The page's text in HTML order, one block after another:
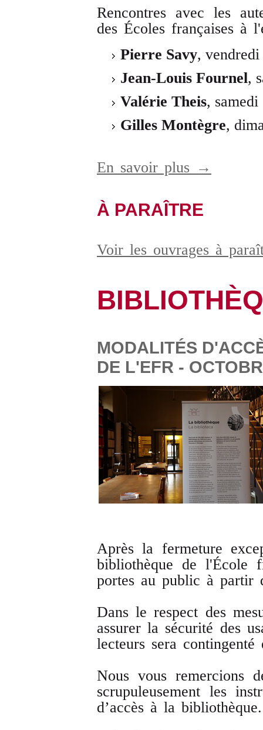
Rencontres avec les
des Écoles françaises à
Pierre Savy, vendredi
Jean-Louis Fournel,
Valérie Theis,
Gilles Montègre,
En savoir plus →
À PARAÎTRE
Voir les ouvrages à
MODALITÉS
DE L'EFR -
Après la fermeture
bibliothèque de l'École
portes au public à partir
Dans le respect des
assurer la sécurité des
lecteurs sera
Nous vous remercions
scrupuleusement les
d’accès à la bibliothèque.